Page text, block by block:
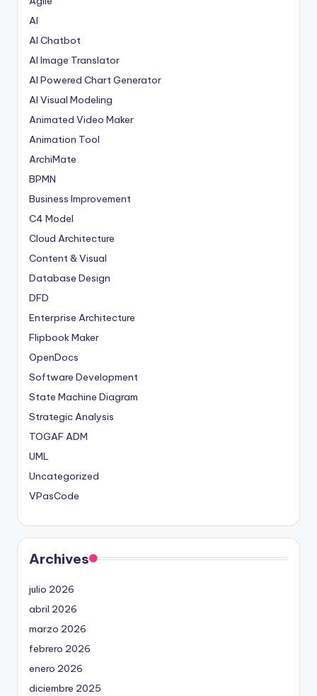
AI
AI Chatbot
AI Image Translator
AI Powered Chart Generator
AI Visual Modeling
Animated Video Maker
Animation Tool
ArchiMate
BPMN
Business Improvement
C4 Model
Cloud Architecture
Content & Visual
Database Design
DFD
Enterprise Architecture
Flipbook Maker
OpenDocs
Software Development
State Machine Diagram
Strategic Analysis
TOGAF ADM
UML
Uncategorized
VPasCode
Archives
julio 2026
abril 2026
marzo 2026
febrero 2026
enero 2026
diciembre 2025